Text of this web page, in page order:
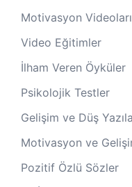
Motivasyon Videoları
Video Eğitimler
İlham Veren Öyküler
Psikolojik Testler
Gelişim ve Düş
Motivasyon ve
Pozitif Özlü Sözler